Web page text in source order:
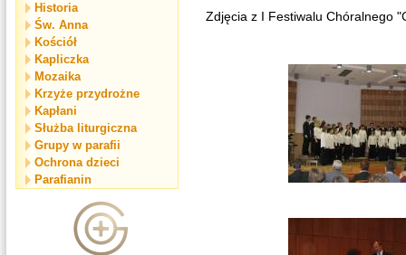
Historia
Św. Anna
Kościół
Kapliczka
Mozaika
Krzyże przydrożne
Kapłani
Służba liturgiczna
Grupy w parafii
Ochrona dzieci
Parafianin
Zdjęcia z I Festiwalu Chóralnego